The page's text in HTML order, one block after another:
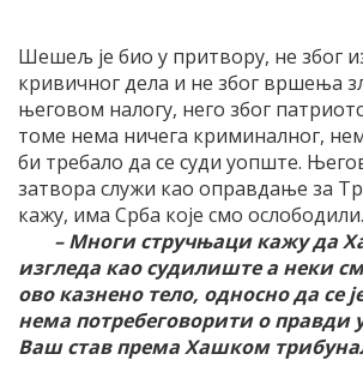
Шешељ је био у притвору, не због
кривичног дела и не због вршења
његовом налогу, него због
томе нема ничега криминалног,
би требало да се суди уопште.
затвора служи као оправдање за
кажу, има Срба које смо ослободили.
– Многи стручњаци кажу да
изгледа као судилиште а неки
ово казнено тело, односно да се
нема потребеговорити о правди
Ваш став према Хашком